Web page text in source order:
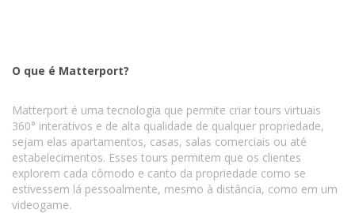
O que é Matterport?
Matterport é uma tecnologia que permite criar tours virtuais
360° interativos e de alta qualidade de qualquer propriedade,
sejam elas apartamentos, casas, salas comerciais ou até
estabelecimentos. Esses tours permitem que os clientes
explorem cada cômodo e canto da propriedade como se
estivessem lá pessoalmente, mesmo à distância, como em um
videogame.